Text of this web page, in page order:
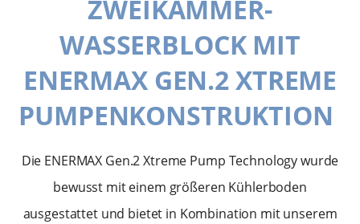
ZWEIKAMMER-
WASSERBLOCK MIT
ENERMAX GEN.2 XTREME
PUMPENKONSTRUKTION
Die ENERMAX Gen.2 Xtreme Pump Technology wurde
bewusst mit einem größeren Kühlerboden
ausgestattet und bietet in Kombination mit unserem